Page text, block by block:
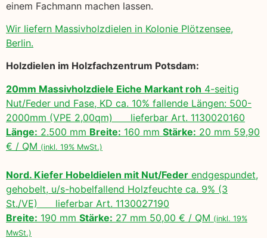
einem Fachmann machen lassen.
Wir liefern Massivholzdielen in Kolonie Plötzensee,
Berlin.
Holzdielen im Holzfachzentrum Potsdam:
20mm Massivholzdiele Eiche Markant roh 4-seitig
Nut/Feder und Fase, KD ca. 10% fallende Längen: 500-
2000mm (VPE 2,00qm) lieferbar Art. 1130020160
Länge: 2.500 mm Breite: 160 mm Stärke: 20 mm 59,90
€ / QM (inkl. 19% MwSt.)
Nord. Kiefer Hobeldielen mit Nut/Feder endgespundet,
gehobelt, u/s-hobelfallend Holzfeuchte ca. 9% (3
St./VE) lieferbar Art. 1130027190
Breite: 190 mm Stärke: 27 mm 50,00 € / QM (inkl. 19%
MwSt.)